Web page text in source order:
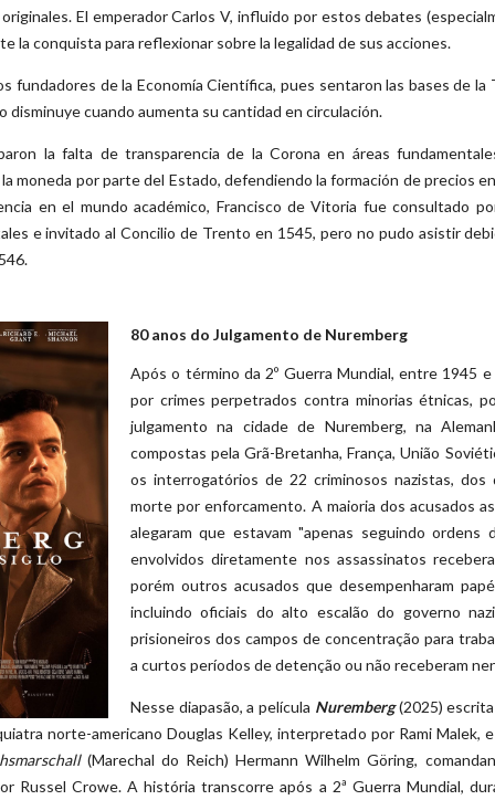
El emperador Carlos V, influido por estos debates
la conquista para reflexionar sobre la legalidad de sus acciones.
fundadores de la Economía Científica, pues sentaron las bases de
disminuye cuando aumenta su cantidad en circulación.
la falta de transparencia de la Corona en áreas
moneda por parte del Estado, defendiendo la formación de precios
en el mundo académico, Francisco de Vitoria fue consultado
e invitado al Concilio de Trento en 1545, pero no pudo asistir
80 anos do Julgamento de Nuremberg
Após o término da 2º Guerra Mundial, entre 1945
por crimes perpetrados contra minorias étnicas,
julgamento na cidade de Nuremberg, na
compostas pela Grã-Bretanha, França, União
os interrogatórios de 22 criminosos nazistas,
morte por enforcamento. A maioria dos acusados
alegaram que estavam "apenas seguindo ordens
envolvidos diretamente nos assassinatos
porém outros acusados que desempenharam
incluindo oficiais do alto escalão do governo
prisioneiros dos campos de concentração para
a curtos períodos de detenção ou não receberam
Nesse diapasão, a película Nuremberg(2025)
norte-americano Douglas Kelley, interpretado por Rami Malek,
(Marechal do Reich) Hermann Wilhelm Göring,
Russel Crowe. A história transcorre após a 2ª Guerra Mundial,